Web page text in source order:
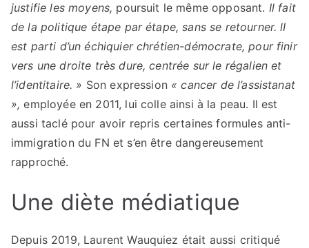
justifie les moyens, poursuit le même opposant. Il fait
de la politique étape par étape, sans se retourner. lI
est parti d’un échiquier chrétien-démocrate, pour finir
vers une droite très dure, centrée sur le régalien et
l’identitaire. » Son expression « cancer de l’assistanat
», employée en 2011, lui colle ainsi à la peau. Il est
aussi taclé pour avoir repris certaines formules anti-
immigration du FN et s’en être dangereusement
rapproché.
Une diète médiatique
Depuis 2019, Laurent Wauquiez était aussi critiqué